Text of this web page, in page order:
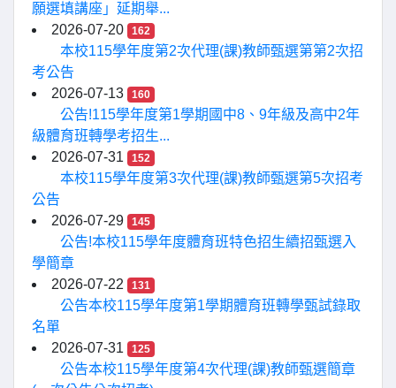
願選填講座」延期舉...
2026-07-20
162
本校115學年度第2次代理(課)教師甄選第第2次招
考公告
2026-07-13
160
公告!115學年度第1學期國中8、9年級及高中2年
級體育班轉學考招生...
2026-07-31
152
本校115學年度第3次代理(課)教師甄選第5次招考
公告
2026-07-29
145
公告!本校115學年度體育班特色招生續招甄選入
學簡章
2026-07-22
131
公告本校115學年度第1學期體育班轉學甄試錄取
名單
2026-07-31
125
公告本校115學年度第4次代理(課)教師甄選簡章